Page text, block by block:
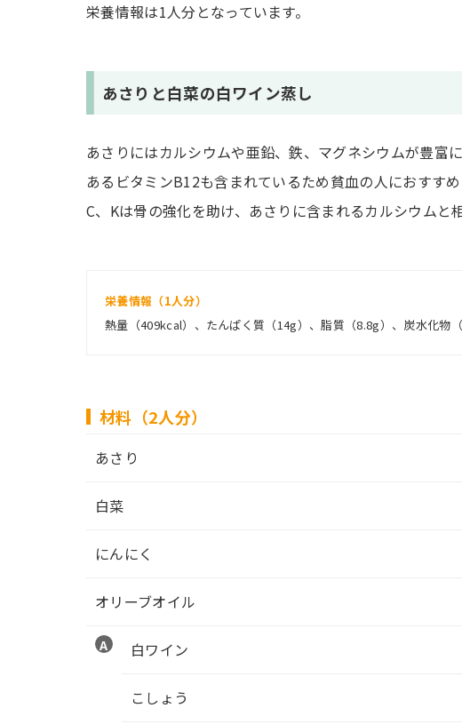
栄養情報は1人分となっています。
あさりと白菜の白ワイン蒸し
あさりにはカルシウムや亜鉛、鉄、マグネシウムが豊富
あるビタミンB12も含まれているため貧血の人におすす
C、Kは骨の強化を助け、あさりに含まれるカルシウムと
栄養情報（1人分）
熱量（409kcal）、たんぱく質（14g）、脂質（8.8g）、炭水化物
材料（2人分）
あさり
白菜
にんにく
オリーブオイル
白ワイン
こしょう